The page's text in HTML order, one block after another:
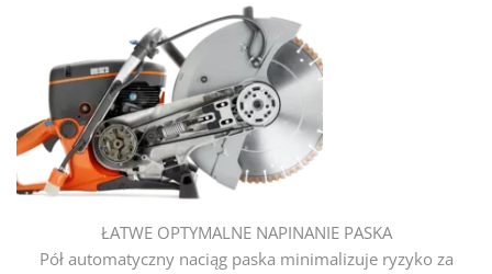
ŁATWE OPTYMALNE NAPINANIE PASKA
Pół automatyczny naciąg paska minimalizuje ryzyko za